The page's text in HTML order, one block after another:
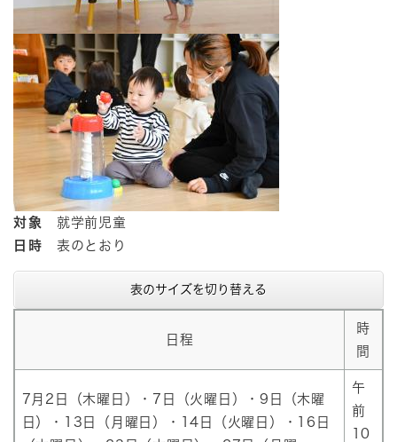
対象
就学前児童
日時 表のとおり
表のサイズを切り替える
日程
時
間
7月2日（木曜日）・7日（火曜日）・9日（木曜
日）・13日（月曜日）・14日（火曜日）・16日
午
前
10